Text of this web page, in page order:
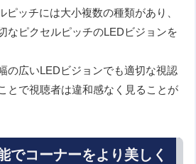
ピッチには大小複数の種類があり、
なピクセルピッチのLEDビジョンを
の広いLEDビジョンでも適切な視認
とで視聴者は違和感なく見ることが
でコーナーをより美しく